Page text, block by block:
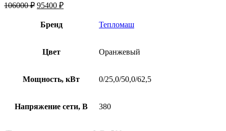
106000₽ 95400 ₽
Бренд Тепломаш
Цвет Оранжевый
Мощность, кВт 0/25,0/50,0/62,5
Напряжение сети, В 380